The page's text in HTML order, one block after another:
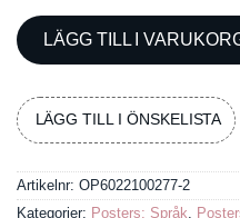
LÄGG TILL I
LÄGG TILL I ÖNSKELISTA
Artikelnr: OP6022100277-2
Kategorier: Posters: Språk